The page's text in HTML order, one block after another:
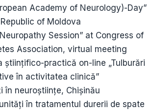
Academy of Neurology)-Day”
of Moldova
Session” at Congress of
Association, virtual meeting
științifico-practică on-line „Tulburări
în activitatea clinică”
în neuroștiințe, Chișinău
în tratamentul durerii de spate